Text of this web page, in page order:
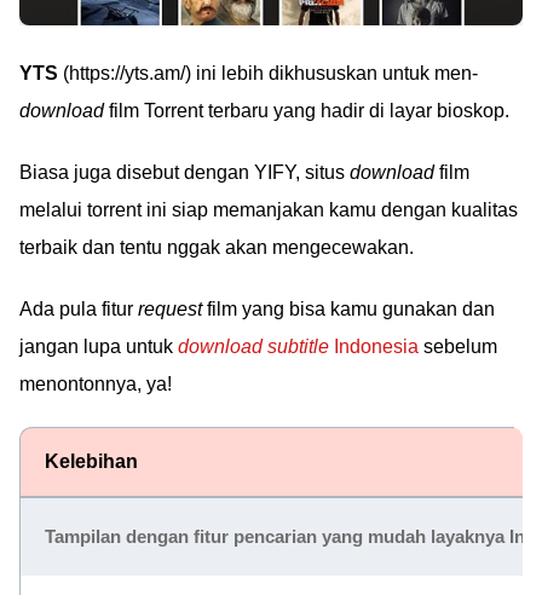
YTS (https://yts.am/) ini lebih dikhususkan untuk men-
downloadfilm Torrent terbaru yang hadir di layar bioskop.
Biasa juga disebut dengan YIFY, situs downloadfilm
melalui torrent ini siap memanjakan kamu dengan kualitas
terbaik dan tentu nggak akan mengecewakan.
Ada pula fitur requestfilm yang bisa kamu gunakan dan
jangan lupa untuk download subtitle Indonesia sebelum
menontonnya, ya!
Kelebihan
Tampilan dengan fitur pencarian yang mudah layaknya